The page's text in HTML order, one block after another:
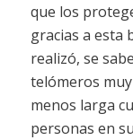
que los
gracias a esta
realizó, se
telómeros
menos larga
personas en